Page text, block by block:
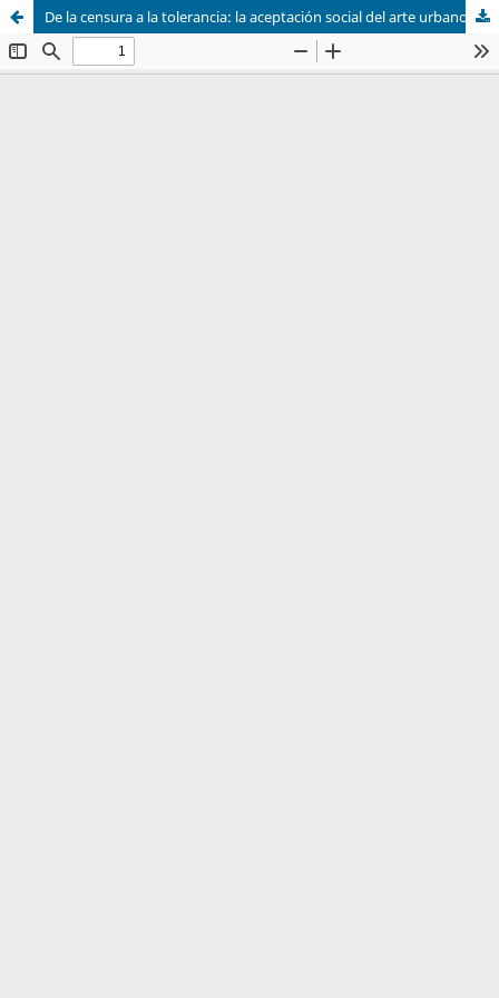
De la censura a la tolerancia: la aceptación social del arte urbano en el Centro Histórico de Oaxaca de Juárez